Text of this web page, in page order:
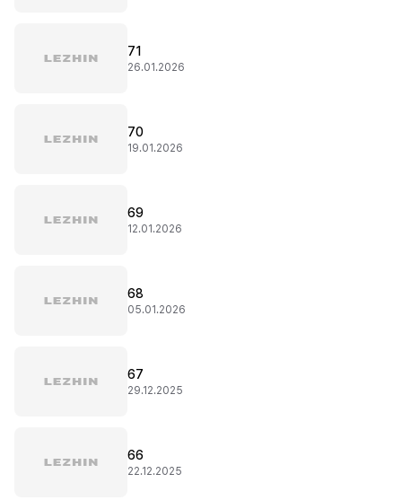
71
26.01.2026
70
19.01.2026
69
12.01.2026
68
05.01.2026
67
29.12.2025
66
22.12.2025